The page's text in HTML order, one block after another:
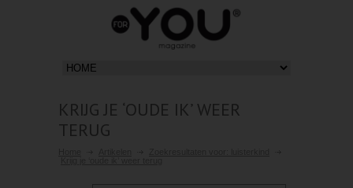
KRIJG JE ‘OUDE IK’ WEER
TERUG